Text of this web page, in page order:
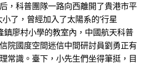
，科普團隊一路向西離開了貴港市平
了，曾經加入了太陽系的‘行星
鎮廖村小學的教室內，中國航天科普
院國度空間迷信中間研討員劉勇正有
常識。臺下，小先生們坐得筆挺，目